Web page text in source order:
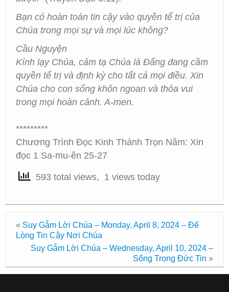
Bạn có hoàn toàn tin cậy vào quyền tể trị của
Chúa trong mọi sự và mọi lúc không?
Cầu Nguyện
Kính lạy Chúa, cảm tạ Chúa là Đấng đang cầm
quyền tể trị và định kỳ cho tất cả mọi điều. Xin
Chúa cho con sống khôn ngoan và thỏa vui
trong mọi hoàn cảnh. A-men.
*********
Chương Trình Đọc Kinh Thánh Trọn Năm: Xin
đọc 1 Sa-mu-ên 25-27
593 total views, 1 views today
« Suy Gẫm Lời Chúa – Monday, April 8, 2024 – Để
Lòng Tin Cậy Nơi Chúa
Suy Gẫm Lời Chúa – Wednesday, April 10, 2024 –
Sống Trong Đức Tin »